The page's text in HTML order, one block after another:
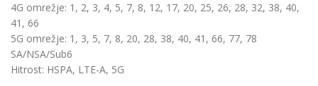
4G omrežje: 1, 2, 3, 4, 5, 7, 8, 12, 17, 20, 25, 26, 28, 32, 38, 40,
41, 66
5G omrežje: 1, 3, 5, 7, 8, 20, 28, 38, 40, 41, 66, 77, 78
SA/NSA/Sub6
Hitrost: HSPA, LTE-A, 5G